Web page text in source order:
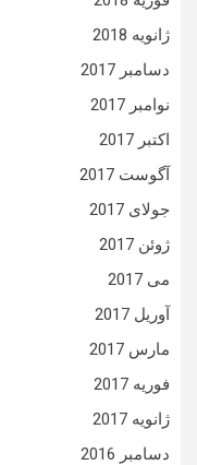
ژانویه 2018
دسامبر 2017
نوامبر 2017
اکتبر 2017
آگوست 2017
جولای 2017
ژوئن 2017
می 2017
آوریل 2017
مارس 2017
فوریه 2017
ژانویه 2017
دسامبر 2016